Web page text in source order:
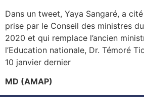
Dans un tweet, Yaya Sangaré, a
prise par le Conseil des ministres
2020 et qui remplace l’ancien
l’Education nationale, Dr. Témoré
10 janvier dernier
MD (AMAP)